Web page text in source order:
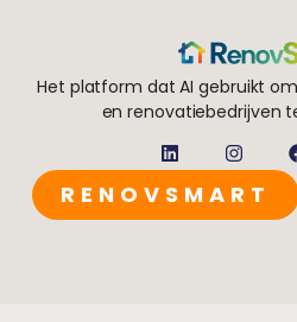
Het platform dat AI gebruikt
en renovatiebedrijven
RENOVSMART